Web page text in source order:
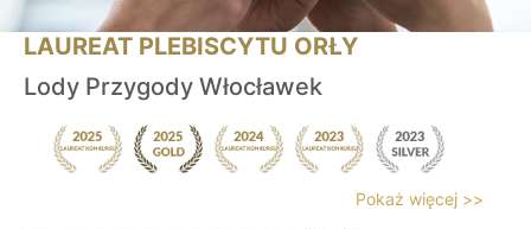
LAUREAT PLEBISCYTU ORŁY
Lody Przygody Włocławek
Pokaż więcej >>